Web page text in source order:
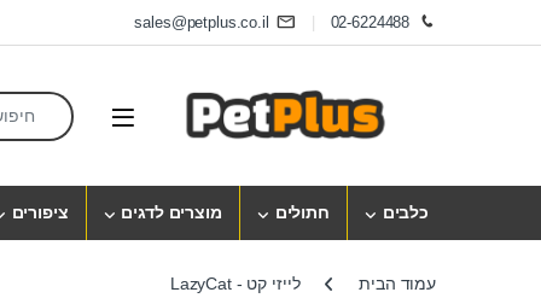
Skip to navigation
02-6224488
sales@petplus.co.il
Open
Search for:
כלבים חתולים מוצרים לדגים ציפורים
עמוד הבית לייזי קט - LazyCat